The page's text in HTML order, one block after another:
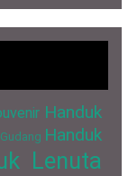
Handuk
Handuk
Lenuta